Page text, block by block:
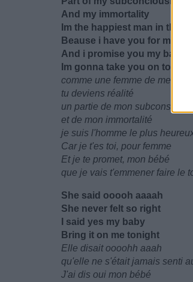
And my immortality
Im the happiest man in the
Beause i have you for my girl
And i promise you my baby
Im gonna take you on tours
comme une femme de mes
tu deviens réalité
un partie de mon subconscient
et de mon immortalité
je suis l'homme le plus
Car je t'es toi, pour femme
Et je te promet, mon bébé
que je vais t'emmener faire le
She said ooooh aaaah
She never felt so right
I said yes my baby
Bring it on me tonight
Elle disait oooohh aaah
qu'elle ne s'était jamais senti
J'ai dis oui mon bébé